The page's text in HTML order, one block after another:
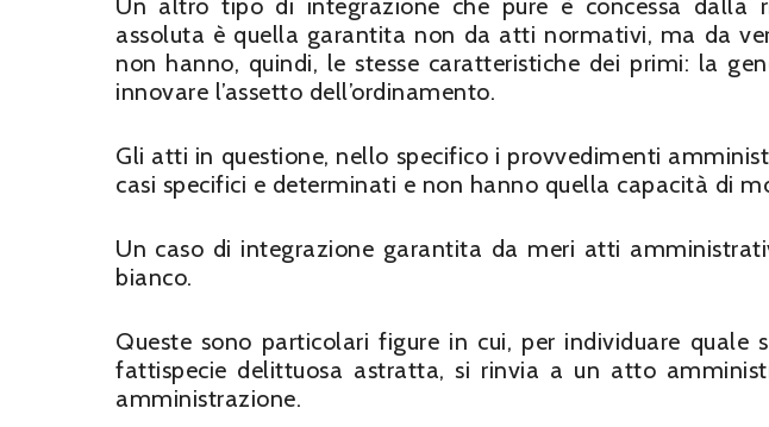
Un altro tipo di integrazione che pure è concessa dalla
assoluta è quella garantita non da atti normativi, ma da
non hanno, quindi, le stesse caratteristiche dei primi: la
innovare l’assetto dell’ordinamento.
Gli atti in questione, nello specifico i provvedimenti
casi specifici e determinati e non hanno quella capacità di
Un caso di integrazione garantita da meri atti
bianco.
Queste sono particolari figure in cui, per individuare quale
fattispecie delittuosa astratta, si rinvia a un atto
amministrazione.